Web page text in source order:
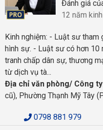
Đánh giá
12 năm
Kinh nghiệm: - Luật sư tham
hình sự. - Luật sư có hơn 10
tranh chấp dân sự, thương
từ dịch vụ tà...
Địa chỉ văn phòng/ Công
cũ), Phường Thạnh Mỹ Tây
0798 881 979